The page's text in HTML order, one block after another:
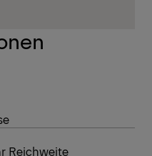
Reichweite